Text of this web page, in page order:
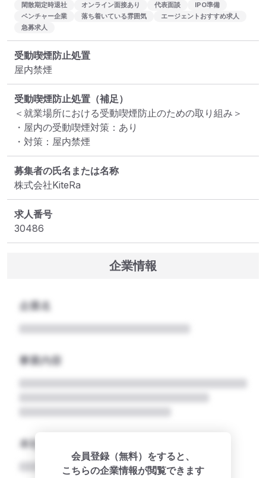
閑散期定時退社
オンライン面接あり 代表面談
IPO準備
ベンチャー企業
落ち着いている雰囲気
エージェントおすすめ求人
急募求人
受動喫煙防止処置
屋内禁煙
受動喫煙防止処置（補足）
＜就業場所における受動喫煙防止のための取り組み＞
・屋内の受動喫煙対策：あり
・対策：屋内禁煙
募集者の氏名または名称
株式会社KiteRa
求人番号
30486
企業情報
企業名
事業内容
本社所在地名
会員登録（無料）をすると、
こちらの企業情報が閲覧できます